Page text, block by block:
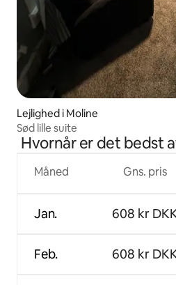
Lejlighed i Moline
Sød lille suite
Hvornår er det bedst
Måned
Jan.
Feb.
Gns. pris
608 kr
608 kr